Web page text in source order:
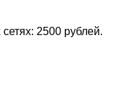
2500 рублей.